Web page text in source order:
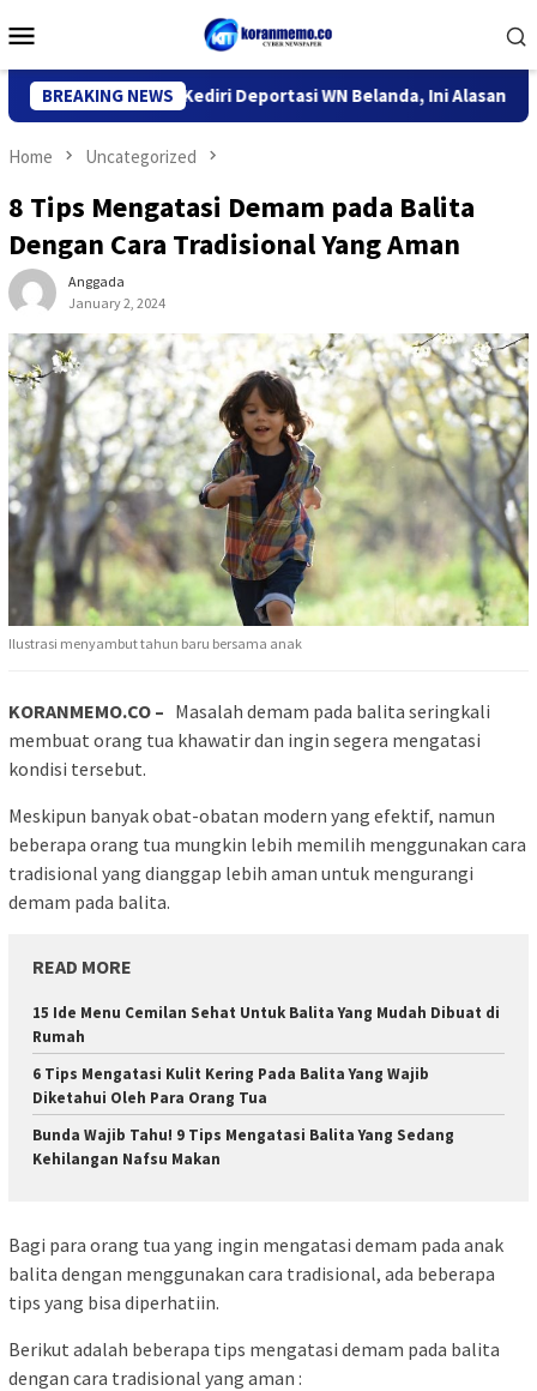
to
Menu
BREAKING NEWS
Imigrasi Kediri Deportasi WN Belanda, Ini Alasannya
Home Uncategorized
8 Tips Mengatasi Demam pada Balita
Dengan Cara Tradisional Yang Aman
Anggada
January 2, 2024
Ilustrasi menyambut tahun baru bersama anak
KORANMEMO.CO – Masalah demam pada balita seringkali
membuat orang tua khawatir dan ingin segera mengatasi
kondisi tersebut.
Meskipun banyak obat-obatan modern yang efektif, namun
beberapa orang tua mungkin lebih memilih menggunakan cara
tradisional yang dianggap lebih aman untuk mengurangi
demam pada balita.
READ MORE
15 Ide Menu Cemilan Sehat Untuk Balita Yang Mudah Dibuat di
Rumah
6 Tips Mengatasi Kulit Kering Pada Balita Yang Wajib
Diketahui Oleh Para Orang Tua
Bunda Wajib Tahu! 9 Tips Mengatasi Balita Yang Sedang
Kehilangan Nafsu Makan
Bagi para orang tua yang ingin mengatasi demam pada anak
balita dengan menggunakan cara tradisional, ada beberapa
tips yang bisa diperhatiin.
Berikut adalah beberapa tips mengatasi demam pada balita
dengan cara tradisional yang aman :